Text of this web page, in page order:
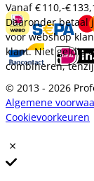
Vanaf€ 110,-€
Daaronder betaal
voor webshop
klant. Niet geldig
combineren,
© 2013 - 2026
Algemene
Cookievoorkeuren